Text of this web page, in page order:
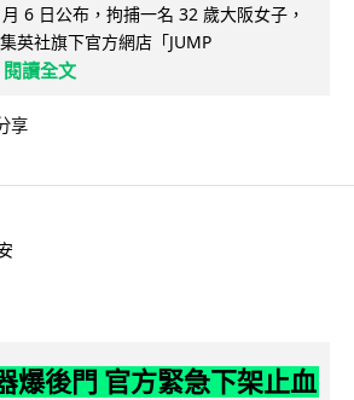
6 日公布，拘捕一名 32 歲大阪女子，
英社旗下官方網店「JUMP
閱讀全文
享
爆後門 官方緊急下架止血